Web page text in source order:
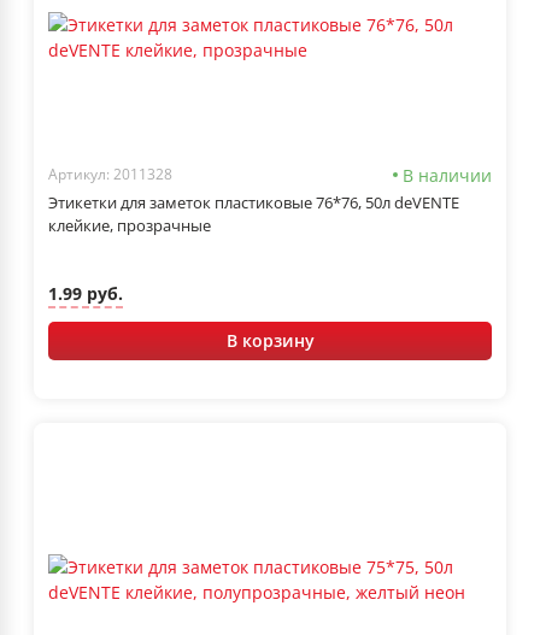
Артикул: 2011328 В наличии
Этикетки для заметок пластиковые 76*76, 50л deVENTE
клейкие, прозрачные
1.99 руб.
В корзину